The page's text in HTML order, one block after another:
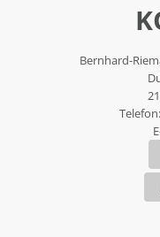
Bernhard-